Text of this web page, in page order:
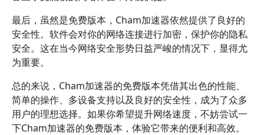
最后，虽然是免费版本，Cham加速器依然提供了良好的
安全性。软件会对你的网络连接进行加密，保护你的隐私
安全。这在当今网络安全形势日益严峻的情况下，显得尤
为重要。
总的来说，Cham加速器的免费版本凭借其出色的性能、
简单的操作、多设备支持以及良好的安全性，成为了众多
用户的理想选择。如果你希望提升网络速度，不妨尝试一
下Cham加速器的免费版本，体验它带来的便利和高效。